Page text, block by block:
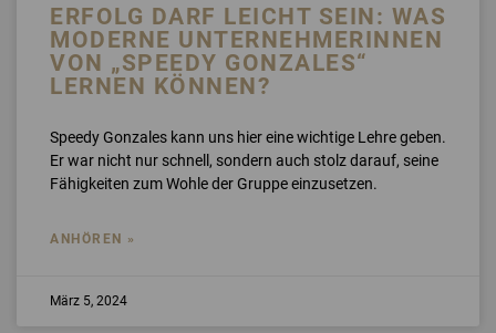
ERFOLG DARF LEICHT SEIN: WAS
MODERNE UNTERNEHMERINNEN
VON „SPEEDY GONZALES“
LERNEN KÖNNEN?
Speedy Gonzales kann uns hier eine wichtige Lehre geben.
Er war nicht nur schnell, sondern auch stolz darauf, seine
Fähigkeiten zum Wohle der Gruppe einzusetzen.
ANHÖREN »
März 5, 2024